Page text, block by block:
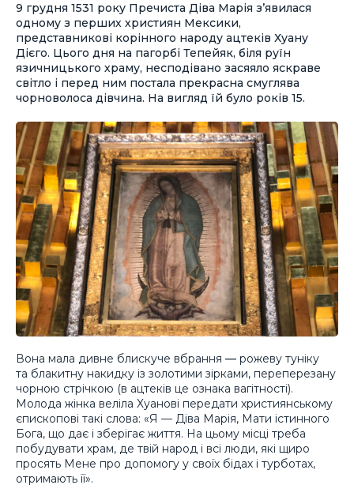
9 грудня 1531 року Пречиста Діва Марія з’явилася
одному з перших християн Мексики,
представникові корінного народу ацтеків Хуану
Дієго. Цього дня на пагорбі Тепейяк, біля руїн
язичницького храму, несподівано засяяло яскраве
світло і перед ним постала прекрасна смуглява
чорноволоса дівчина. На вигляд їй було років 15.
Вона мала дивне блискуче вбрання — рожеву туніку
та блакитну накидку із золотими зірками, переперезану
чорною стрічкою (в ацтеків це ознака вагітності).
Молода жінка веліла Хуанові передати християнському
єпископові такі слова: «Я — Діва Марія, Мати істинного
Бога, що дає і зберігає життя. На цьому місці треба
побудувати храм, де твій народ і всі люди, які щиро
просять Мене про допомогу у своїх бідах і турботах,
отримають її».